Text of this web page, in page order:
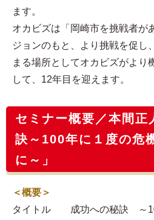
ます。
オカビズは「岡崎市を挑戦者が
ジョンのもと、より挑戦を促し
まる場所としてオカビズがより
して、12年目を迎えます。
セミナー概要／本間正
訣～100年に１度の危
に～」
＜概要＞
タイトル 成功への秘訣 ～